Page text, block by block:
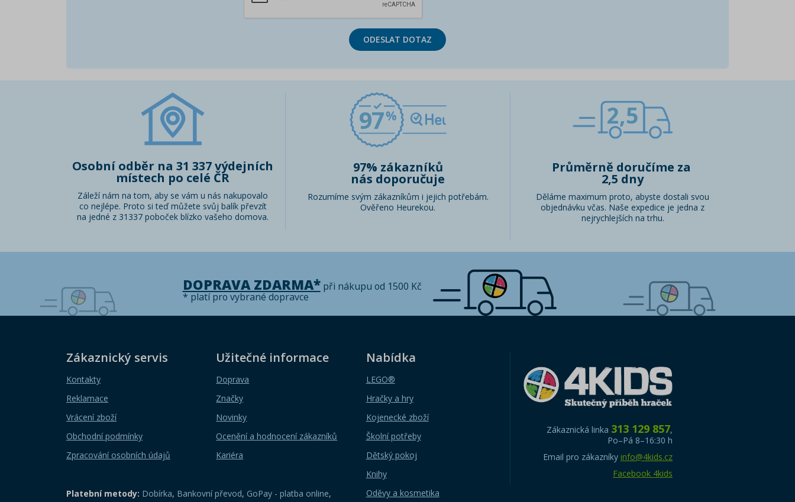
ODESLAT DOTAZ
Osobní odběr na 31 337 výdejních
místech po celé ČR
Záleží nám na tom, aby se vám u nás nakupovalo
co nejlépe. Proto si teď můžete svůj balík převzít
na jedné z 31337 poboček blízko vašeho domova.
97
97% zákazníků
nás doporučuje
Rozumíme svým zákazníkům i jejich potřebám.
Ověřeno Heurekou.
2,5
Průměrně doručíme za
2,5 dny
Děláme maximum proto, abyste dostali svou
objednávku včas. Naše expedice je jedna z
nejrychlejších na trhu.
DOPRAVA ZDARMA*při nákupu od 1500 Kč
* platí pro vybrané dopravce
Zákaznický servis
Kontakty
Reklamace
Vrácení zboží
Obchodní podmínky
Zpracování osobních údajů
Užitečné informace
Doprava
Značky
Novinky
Ocenění a hodnocení zákazníků
Kariéra
Nabídka
LEGO®
Hračky a hry
Kojenecké zboží
Školní potřeby
Dětský pokoj
Knihy
Oděvy a kosmetika
Platební metody: Dobírka, Bankovní převod, GoPay - platba online,
Zákaznická linka 313 129 857,
Po–Pá 8–16:30 h
Email pro zákazníky info@4kids.cz
Facebook 4kids